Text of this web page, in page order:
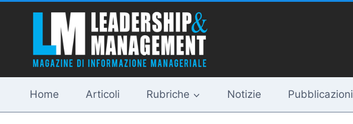
Home Articoli Rubriche Notizie Pubblicazioni